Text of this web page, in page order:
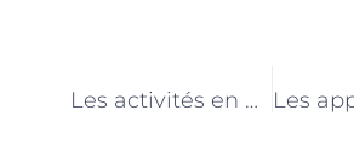
Les activités en plein air les plus populaires dans les centres de loisirs à Paris